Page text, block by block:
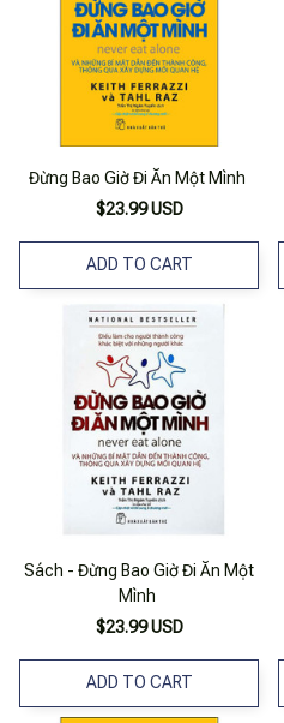
Đừng Bao Giờ Đi Ăn Một Mình
$23.99 USD
ADD TO CART
Sách - Đừng Bao Giờ Đi Ăn Một
Mình
$23.99 USD
ADD TO CART